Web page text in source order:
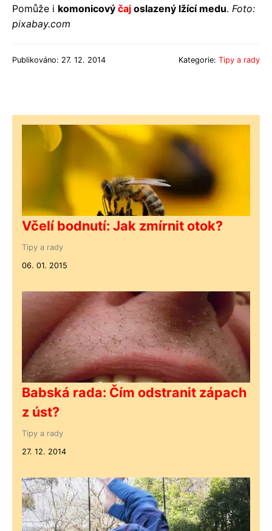
Pomůže i komonicový čaj oslazený lžící medu. Foto:
pixabay.com
Publikováno: 27. 12. 2014 Kategorie: Tipy a rady
Včelí bodnutí: Jak zmírnit otok?
Tipy a rady
06. 01. 2015
Babská rada: Čím odstranit zápach
z úst?
Tipy a rady
27. 12. 2014